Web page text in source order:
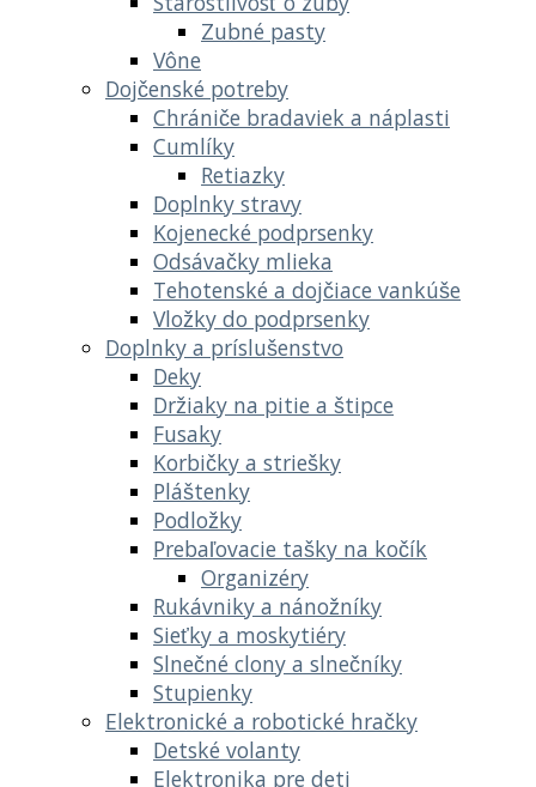
Zubné pasty
Vône
Dojčenské potreby
Chrániče bradaviek a náplasti
Cumlíky
Retiazky
Doplnky stravy
Kojenecké podprsenky
Odsávačky mlieka
Tehotenské a dojčiace vankúše
Vložky do podprsenky
Doplnky a príslušenstvo
Deky
Držiaky na pitie a štipce
Fusaky
Korbičky a striešky
Pláštenky
Podložky
Prebaľovacie tašky na kočík
Organizéry
Rukávniky a nánožníky
Sieťky a moskytiéry
Slnečné clony a slnečníky
Stupienky
Elektronické a robotické hračky
Detské volanty
Elektronika pre deti